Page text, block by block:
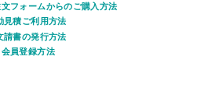
フォームからのご購入方法
見積ご利用方法
請書の発行方法
員登録方法